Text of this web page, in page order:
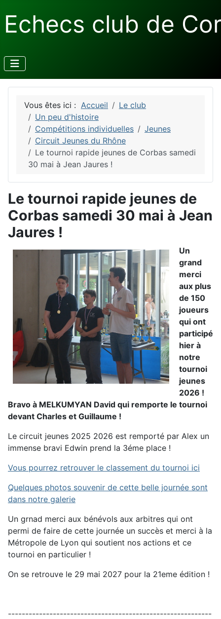
Echecs club de
Vous êtes ici : Accueil
Le club
Un peu d'histoire
Compétitions individuelles
Jeunes
Circuit Jeunes du Rhône
Le tournoi rapide jeunes de Corbas samedi
30 mai à Jean Jaures !
Le tournoi rapide jeunes de
Corbas samedi 30 mai à Jean
Jaures !
Un
grand
merci
aux plus
de 150
joueurs
qui ont
participé
hier à
notre
tournoi
jeunes
2026 !
Bravo à MELKUMYAN David qui remporte le tournoi
devant Charles et Guillaume !
Le circuit jeunes 2025 2026 est remporté par Alex un
immense bravi Edwin prend la 3éme place !
Vous pourrez retrouver le classement du tournoi ici
Quelques photos souvenir de cette belle journée sont
dans notre galerie
Un grnad merci aux bénévols aux arbitres qui ont
permi de faire de cette journée un succès et merci à la
Métropole de Lyon qui soutient nos actions et ce
tournoi en particulier !
On se retrouve le 29 mai 2027 pour la 21eme édition !
-----------------------------------------------------------